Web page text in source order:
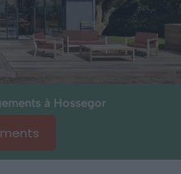
à Hossegor